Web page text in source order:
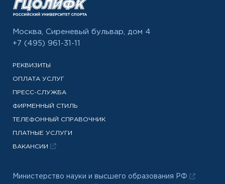
Москва, Сиреневый бульвар, дом 4
+7 (495) 961-31-11
РЕКВИЗИТЫ
ОПЛАТА УСЛУГ
ПРЕСС-СЛУЖБА
ФИРМЕННЫЙ СТИЛЬ
ТЕЛЕФОННЫЙ СПРАВОЧНИК
ПЛАТНЫЕ УСЛУГИ
ВАКАНСИИ
Министерство науки и высшего образования РФ